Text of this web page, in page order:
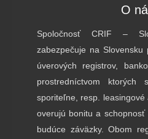
O
Spoločnosť CRIF –
zabezpečuje na Slovensku
úverových registrov,
prostredníctvom
sporiteľne, resp.
overujú bonitu a schopnosť
budúce záväzky. Obom